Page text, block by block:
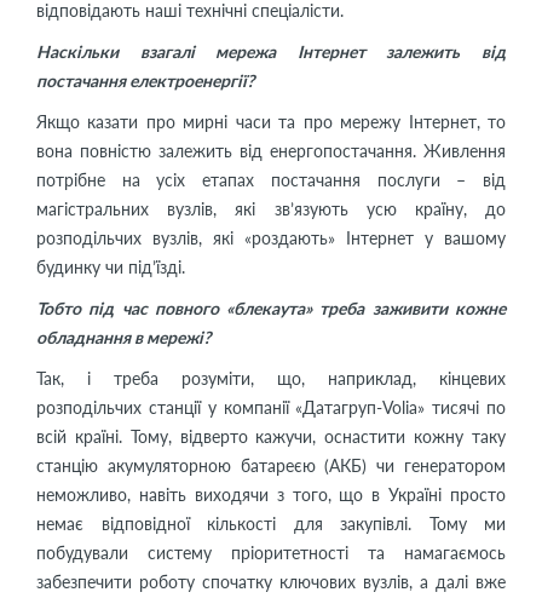
відповідають наші технічні спеціалісти.
Наскільки взагалі мережа Інтернет залежить від
постачання електроенергії?
Якщо казати про мирні часи та про мережу Інтернет, то
вона повністю залежить від енергопостачання. Живлення
потрібне на усіх етапах постачання послуги – від
магістральних вузлів, які зв’язують усю країну, до
розподільчих вузлів, які «роздають» Інтернет у вашому
будинку чи під’їзді.
Тобто під час повного «блекаута» треба заживити кожне
обладнання в мережі?
Так, і треба розуміти, що, наприклад, кінцевих
розподільчих станції у компанії «Датагруп-Volia» тисячі по
всій країні. Тому, відверто кажучи, оснастити кожну таку
станцію акумуляторною батареєю (АКБ) чи генератором
неможливо, навіть виходячи з того, що в Україні просто
немає відповідної кількості для закупівлі. Тому ми
побудували систему пріоритетності та намагаємось
забезпечити роботу спочатку ключових вузлів, а далі вже